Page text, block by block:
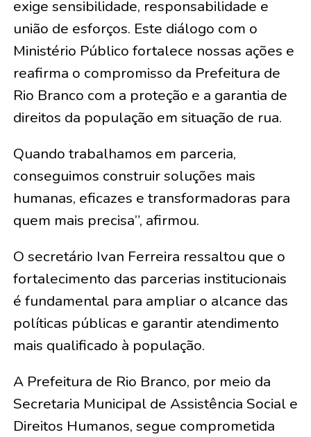
exige sensibilidade, responsabilidade e
união de esforços. Este diálogo com o
Ministério Público fortalece nossas ações e
reafirma o compromisso da Prefeitura de
Rio Branco com a proteção e a garantia de
direitos da população em situação de rua.
Quando trabalhamos em parceria,
conseguimos construir soluções mais
humanas, eficazes e transformadoras para
quem mais precisa”, afirmou.
O secretário Ivan Ferreira ressaltou que o
fortalecimento das parcerias institucionais
é fundamental para ampliar o alcance das
políticas públicas e garantir atendimento
mais qualificado à população.
A Prefeitura de Rio Branco, por meio da
Secretaria Municipal de Assistência Social e
Direitos Humanos, segue comprometida